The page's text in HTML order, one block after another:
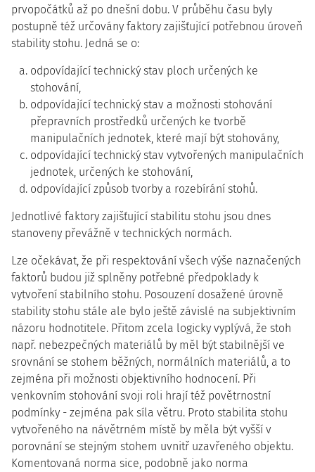
prvopočátků až po dnešní dobu. V průběhu času byly
postupně též určovány faktory zajišťující potřebnou úroveň
stability stohu. Jedná se o:
odpovídající technický stav ploch určených ke
stohování,
odpovídající technický stav a možnosti stohování
přepravních prostředků určených ke tvorbě
manipulačních jednotek, které mají být stohovány,
odpovídající technický stav vytvořených manipulačních
jednotek, určených ke stohování,
odpovídající způsob tvorby a rozebírání stohů.
Jednotlivé faktory zajišťující stabilitu stohu jsou dnes
stanoveny převážně v technických normách.
Lze očekávat, že při respektování všech výše naznačených
faktorů budou již splněny potřebné předpoklady k
vytvoření stabilního stohu. Posouzení dosažené úrovně
stability stohu stále ale bylo ještě závislé na subjektivním
názoru hodnotitele. Přitom zcela logicky vyplývá, že stoh
např. nebezpečných materiálů by měl být stabilnější ve
srovnání se stohem běžných, normálních materiálů, a to
zejména při možnosti objektivního hodnocení. Při
venkovním stohování svoji roli hrají též povětrnostní
podmínky - zejména pak síla větru. Proto stabilita stohu
vytvořeného na návětrném místě by měla být vyšší v
porovnání se stejným stohem uvnitř uzavřeného objektu.
Komentovaná norma sice, podobně jako norma